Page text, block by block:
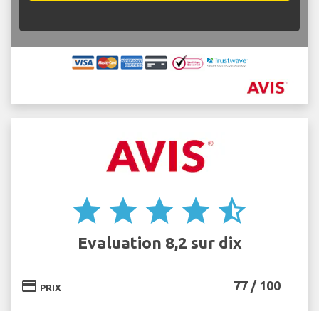
star star star star star_half
Evaluation 8,2 sur dix
credit_card PRIX 77 / 100